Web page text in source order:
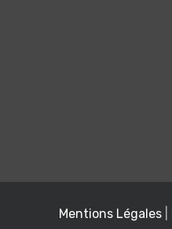
Mentions Légales